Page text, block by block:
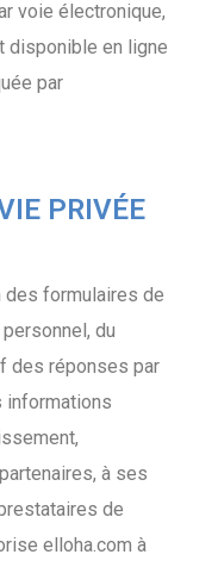
voie électronique,
disponible en ligne
par
PRIVÉE
des formulaires de
du
des réponses par
informations
à ses
de
elloha.com à